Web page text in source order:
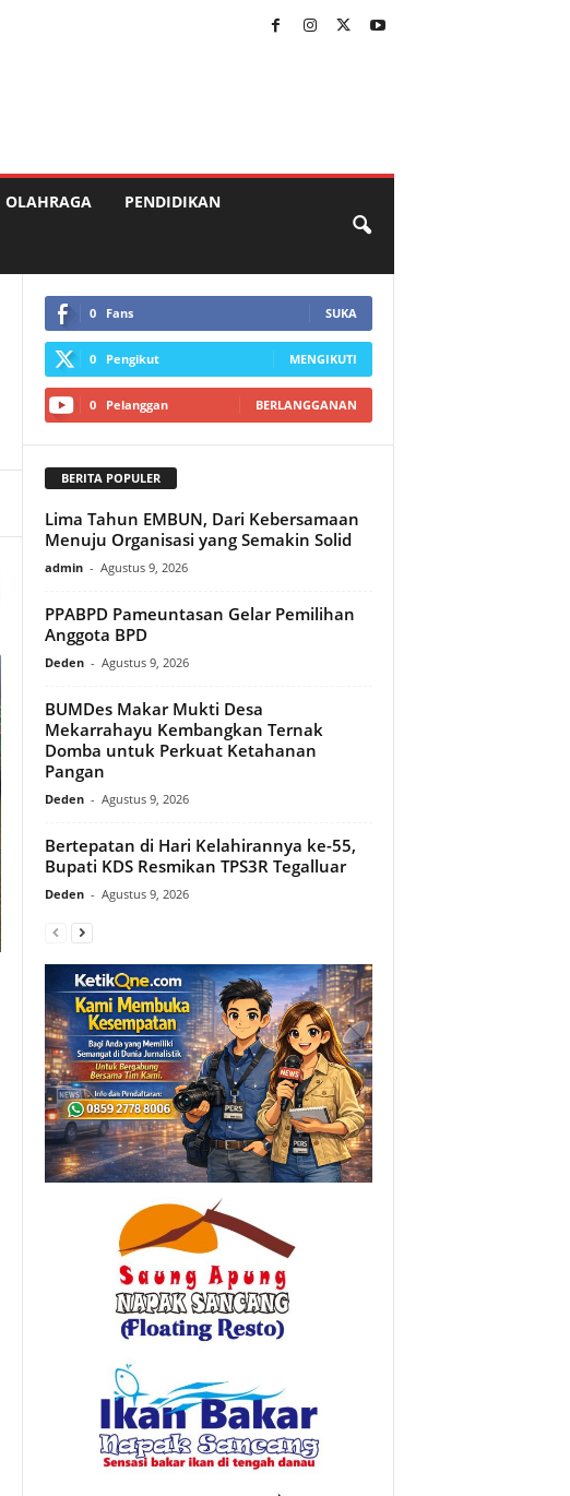
OLAHRAGA PENDIDIKAN
0 Fans SUKA
0 Pengikut MENGIKUTI
0 Pelanggan BERLANGGANAN
BERITA POPULER
Lima Tahun EMBUN, Dari Kebersamaan
Menuju Organisasi yang Semakin Solid
admin - Agustus 9, 2026
PPABPD Pameuntasan Gelar Pemilihan
Anggota BPD
Deden - Agustus 9, 2026
BUMDes Makar Mukti Desa
Mekarrahayu Kembangkan Ternak
Domba untuk Perkuat Ketahanan
Pangan
Deden - Agustus 9, 2026
Bertepatan di Hari Kelahirannya ke-55,
Bupati KDS Resmikan TPS3R Tegalluar
Deden - Agustus 9, 2026